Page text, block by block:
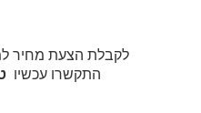
לקבלת הצעת מחיר
התקשרו עכשיו טל: